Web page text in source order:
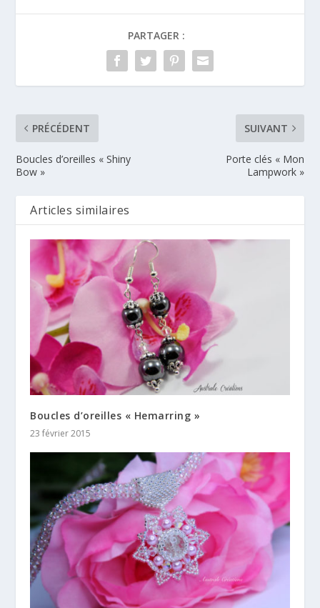
PARTAGER :
PRÉCÉDENT
Boucles d’oreilles « Shiny
Bow »
SUIVANT
Porte clés « Mon
Lampwork »
Articles similaires
Boucles d’oreilles « Hemarring »
23 février 2015